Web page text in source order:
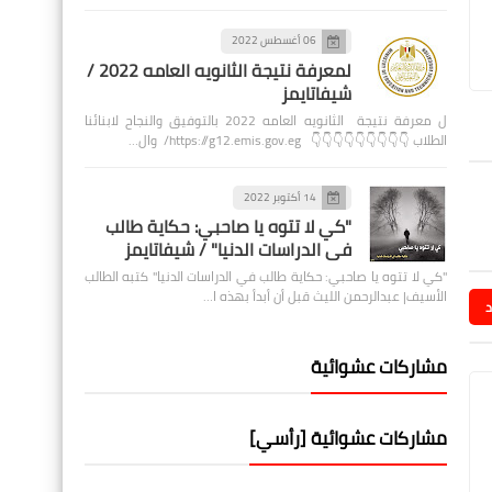
06 أغسطس 2022
لمعرفة نتيجة الثانويه العامه 2022 /
شيفاتايمز
ل معرفة نتيجة الثانويه العامه 2022 بالتوفيق والنجاح لابنائنا
الطلاب 👇👇👇👇👇👇👇👇👇 https://g12.emis.gov.eg/ وال…
14 أكتوبر 2022
"كي لا تتوه يا صاحبي: حكاية طالب
في الدراسات الدنيا" / شيفاتايمز
"كي لا تتوه يا صاحبي: حكاية طالب في الدراسات الدنيا" كتبه الطالب
الأسيف| عبدالرحمن الليث قبل أن أبدأ بهذه ا…
مشاركات عشوائية
مشاركات عشوائية [رأسي]